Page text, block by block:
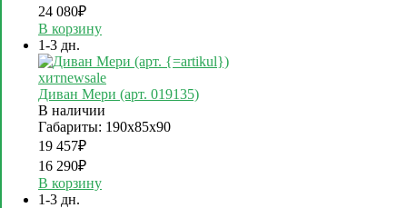
24 080₽
В корзину
1-3 дн.
хитnewsale
Диван Мери (арт. 019135)
В наличии
Габариты: 190х85х90
19 457₽
16 290₽
В корзину
1-3 дн.